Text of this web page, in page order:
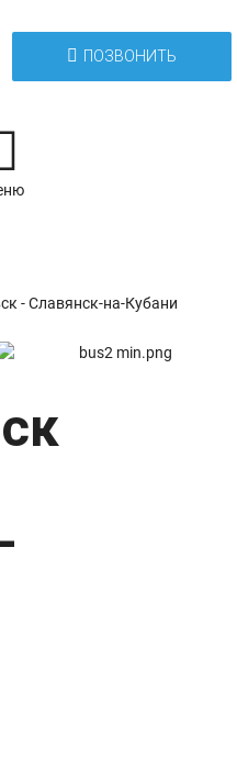
ПОЗВОНИТЬ
- Славянск-на-Кубани